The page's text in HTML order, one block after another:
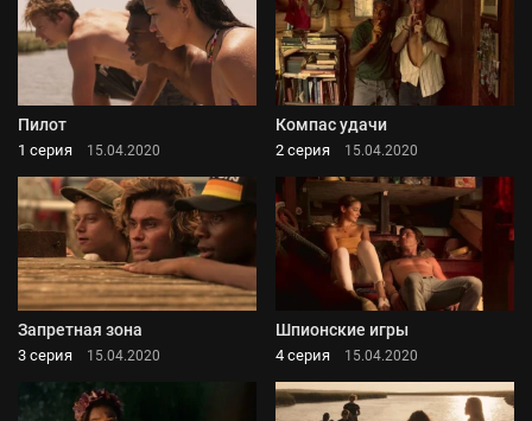
Пилот
1 серия 15.04.2020
Компас удачи
2 серия 15.04.2020
Запретная зона
3 серия 15.04.2020
Шпионские игры
4 серия 15.04.2020